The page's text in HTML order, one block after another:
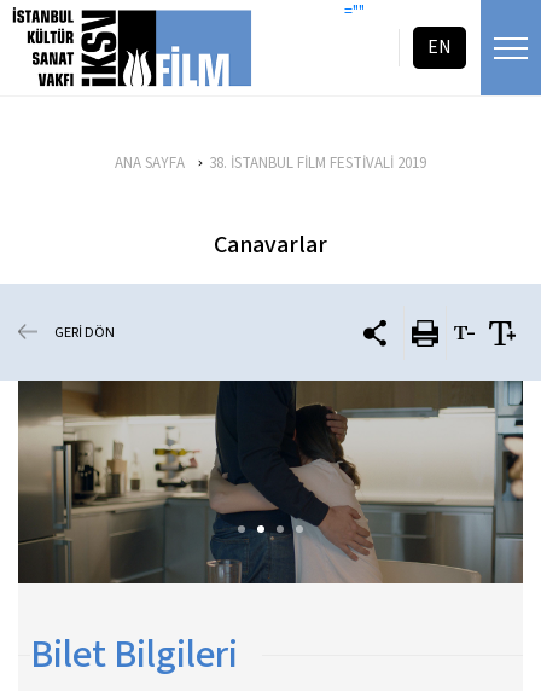
icerigi atla =""
EN
ANA SAYFA 38. İSTANBUL FİLM FESTİVALİ 2019
Canavarlar
GERİ DÖN
Bilet Bilgileri